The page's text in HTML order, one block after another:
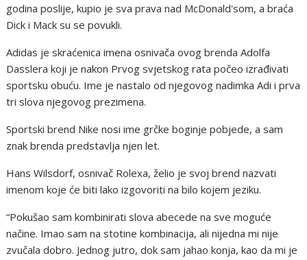
godina poslije, kupio je sva prava nad McDonald'som, a braća
Dick i Mack su se povukli.
Adidas je skraćenica imena osnivača ovog brenda Adolfa
Dasslera koji je nakon Prvog svjetskog rata počeo izrađivati
sportsku obuću. Ime je nastalo od njegovog nadimka Adi i prva
tri slova njegovog prezimena.
Sportski brend Nike nosi ime grčke boginje pobjede, a sam
znak brenda predstavlja njen let.
Hans Wilsdorf, osnivač Rolexa, želio je svoj brend nazvati
imenom koje će biti lako izgovoriti na bilo kojem jeziku.
“Pokušao sam kombinirati slova abecede na sve moguće
načine. Imao sam na stotine kombinacija, ali nijedna mi nije
zvučala dobro. Jednog jutro, dok sam jahao konja, kao da mi je